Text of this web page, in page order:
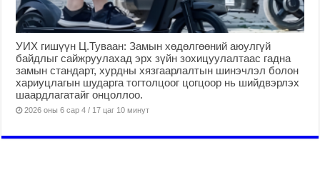
УИХ гишүүн Ц.Туваан: Замын хөдөлгөөний аюулгүй
байдлыг сайжруулахад эрх зүйн зохицуулалтаас гадна
замын стандарт, хурдны хязгаарлалтын шинэчлэл болон
хариуцлагын шударга тогтолцоог цогцоор нь шийдвэрлэх
шаардлагатайг онцоллоо.
2026 оны 6 сар 4 / 17 цаг 10 минут